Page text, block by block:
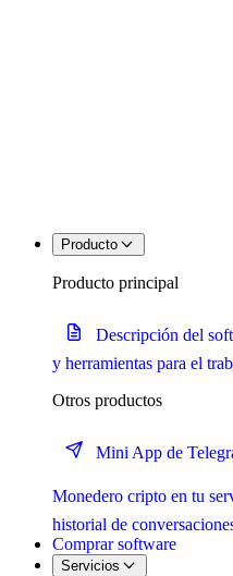
Producto
Producto principal
Descripción del
y herramientas para el
Otros productos
Mini App de
Monedero cripto en tu
historial de
Comprar software
Servicios